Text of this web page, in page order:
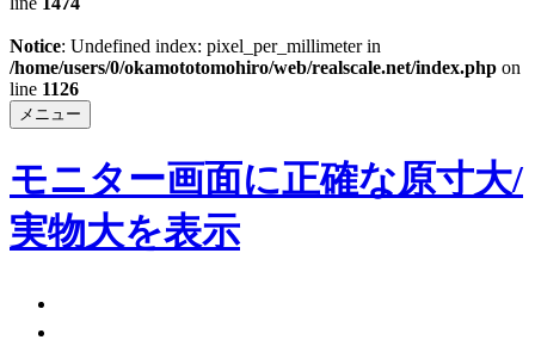
Notice: Undefined index: pixel_per_millimeter in
/home/users/0/okamototomohiro/web/realscale.net/index.php on
line 1126
メニュー
モニター画面に正確な原寸大/
実物大を表示